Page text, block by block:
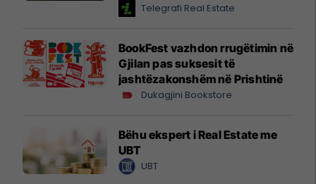
Telegrafi Real Estate
BookFest vazhdon rrugëtimin në
Gjilan pas suksesit të
jashtëzakonshëm në Prishtinë
Dukagjini Bookstore
Bëhu ekspert i Real Estate me
UBT
UBT